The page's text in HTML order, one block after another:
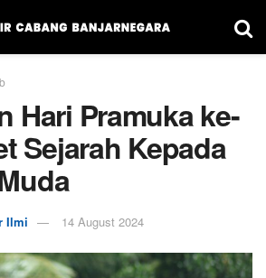
Hari Pramuka ke-
Sejarah Kepada
Ilmi 14 August 2024